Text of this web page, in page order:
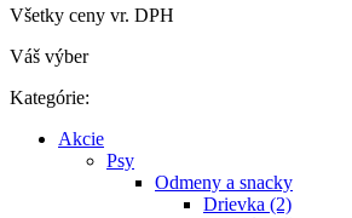
Všetky ceny vr. DPH
Váš výber
Kategórie:
Akcie
Psy
Odmeny a snacky
Drievka (2)